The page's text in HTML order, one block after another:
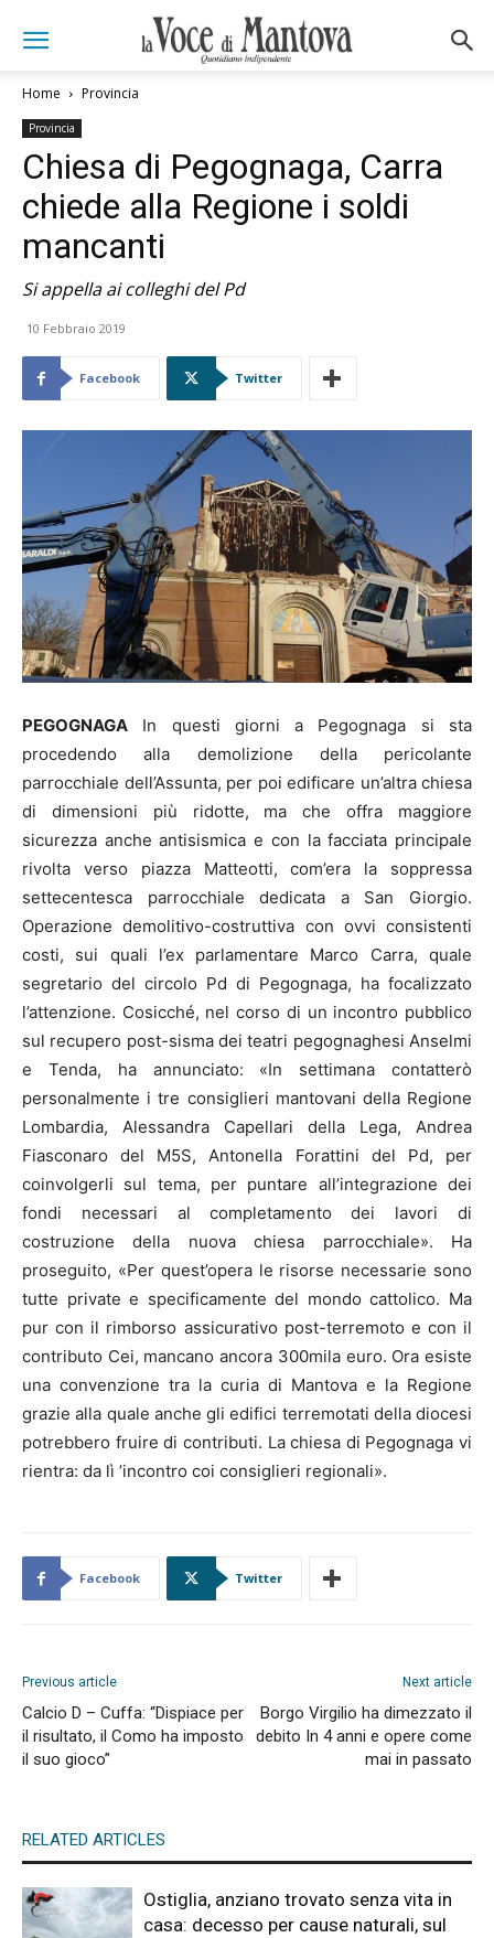
Home Provincia
Provincia
Chiesa di Pegognaga, Carra
chiede alla Regione i soldi
mancanti
Si appella ai colleghi del Pd
10 Febbraio 2019
Facebook Twitter
PEGOGNAGA In questi giorni a Pegognaga si sta
procedendo alla demolizione della pericolante
parrocchiale dell’Assunta, per poi edificare un’altra chiesa
di dimensioni più ridotte, ma che offra maggiore
sicurezza anche antisismica e con la facciata principale
rivolta verso piazza Matteotti, com’era la soppressa
settecentesca parrocchiale dedicata a San Giorgio.
Operazione demolitivo-costruttiva con ovvi consistenti
costi, sui quali l’ex parlamentare Marco Carra, quale
segretario del circolo Pd di Pegognaga, ha focalizzato
l’attenzione. Cosicché, nel corso di un incontro pubblico
sul recupero post-sisma dei teatri pegognaghesi Anselmi
e Tenda, ha annunciato: «In settimana contatterò
personalmente i tre consiglieri mantovani della Regione
Lombardia, Alessandra Capellari della Lega, Andrea
Fiasconaro del M5S, Antonella Forattini del Pd, per
coinvolgerli sul tema, per puntare all’integrazione dei
fondi necessari al completamento dei lavori di
costruzione della nuova chiesa parrocchiale». Ha
proseguito, «Per quest’opera le risorse necessarie sono
tutte private e specificamente del mondo cattolico. Ma
pur con il rimborso assicurativo post-terremoto e con il
contributo Cei, mancano ancora 300mila euro. Ora esiste
una convenzione tra la curia di Mantova e la Regione
grazie alla quale anche gli edifici terremotati della diocesi
potrebbero fruire di contributi. La chiesa di Pegognaga vi
rientra: da lì ’incontro coi consiglieri regionali».
Facebook Twitter
Previous article
Calcio D – Cuffa: “Dispiace per
il risultato, il Como ha imposto
il suo gioco”
Next article
Borgo Virgilio ha dimezzato il
debito In 4 anni e opere come
mai in passato
RELATED ARTICLES
Ostiglia, anziano trovato senza vita in
casa: decesso per cause naturali, sul